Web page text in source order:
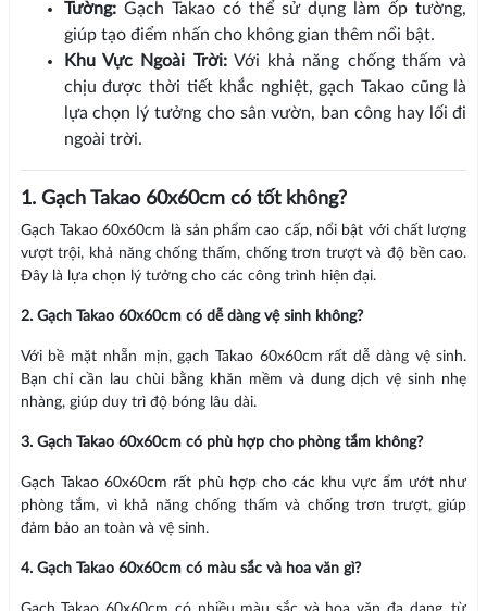
Tường:Gạch Takao có thể sử dụng làm ốp tường,
giúp tạo điểm nhấn cho không gian thêm nổi bật.
Khu Vực Ngoài Trời:Với khả năng chống thấm và
chịu được thời tiết khắc nghiệt, gạch Takao cũng là
lựa chọn lý tưởng cho sân vườn, ban công hay lối đi
ngoài trời.
1. Gạch Takao 60x60cm có tốt không?
Gạch Takao 60x60cm là sản phẩm cao cấp, nổi bật với chất lượng
vượt trội, khả năng chống thấm, chống trơn trượt và độ bền cao.
Đây là lựa chọn lý tưởng cho các công trình hiện đại.
2. Gạch Takao 60x60cm có dễ dàng vệ sinh không?
Với bề mặt nhẵn mịn, gạch Takao 60x60cm rất dễ dàng vệ sinh.
Bạn chỉ cần lau chùi bằng khăn mềm và dung dịch vệ sinh nhẹ
nhàng, giúp duy trì độ bóng lâu dài.
3. Gạch Takao 60x60cm có phù hợp cho phòng tắm không?
Gạch Takao 60x60cm rất phù hợp cho các khu vực ẩm ướt như
phòng tắm, vì khả năng chống thấm và chống trơn trượt, giúp
đảm bảo an toàn và vệ sinh.
4. Gạch Takao 60x60cm có màu sắc và hoa văn gì?